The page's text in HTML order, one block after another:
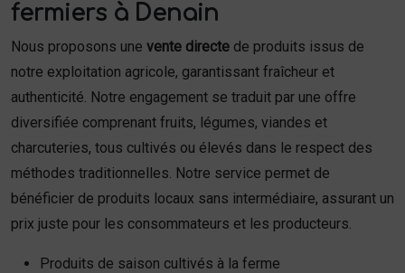
fermiers à Denain
Nous proposons une vente directe de produits issus de
notre exploitation agricole, garantissant fraîcheur et
authenticité. Notre engagement se traduit par une offre
diversifiée comprenant fruits, légumes, viandes et
charcuteries, tous cultivés ou élevés dans le respect des
méthodes traditionnelles. Notre service permet de
bénéficier de produits locaux sans intermédiaire, assurant un
prix juste pour les consommateurs et les producteurs.
Produits de saison cultivés à la ferme